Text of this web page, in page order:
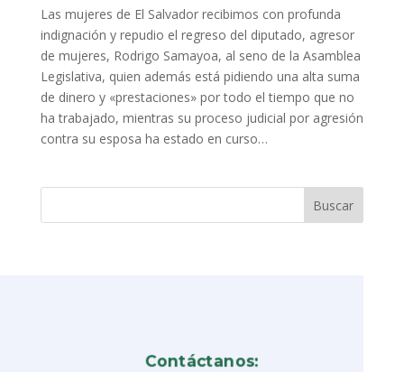
Las mujeres de El Salvador recibimos con profunda
indignación y repudio el regreso del diputado, agresor
de mujeres, Rodrigo Samayoa, al seno de la Asamblea
Legislativa, quien además está pidiendo una alta suma
de dinero y «prestaciones» por todo el tiempo que no
ha trabajado, mientras su proceso judicial por agresión
contra su esposa ha estado en curso…
Contáctanos: